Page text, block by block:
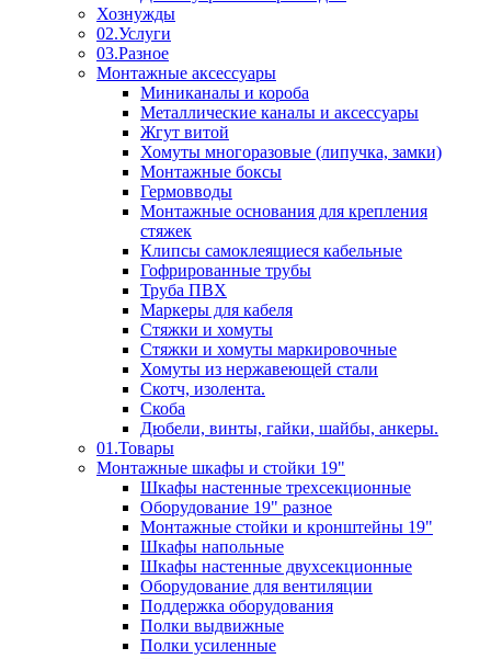
Хознужды
02.Услуги
03.Разное
Монтажные аксессуары
Миниканалы и короба
Металлические каналы и аксессуары
Жгут витой
Хомуты многоразовые (липучка, замки)
Монтажные боксы
Гермовводы
Монтажные основания для крепления
стяжек
Клипсы самоклеящиеся кабельные
Гофрированные трубы
Труба ПВХ
Маркеры для кабеля
Стяжки и хомуты
Стяжки и хомуты маркировочные
Хомуты из нержавеющей стали
Скотч, изолента.
Скоба
Дюбели, винты, гайки, шайбы, анкеры.
01.Товары
Монтажные шкафы и стойки 19"
Шкафы настенные трехсекционные
Оборудование 19" разное
Монтажные стойки и кронштейны 19"
Шкафы напольные
Шкафы настенные двухсекционные
Оборудование для вентиляции
Поддержка оборудования
Полки выдвижные
Полки усиленные